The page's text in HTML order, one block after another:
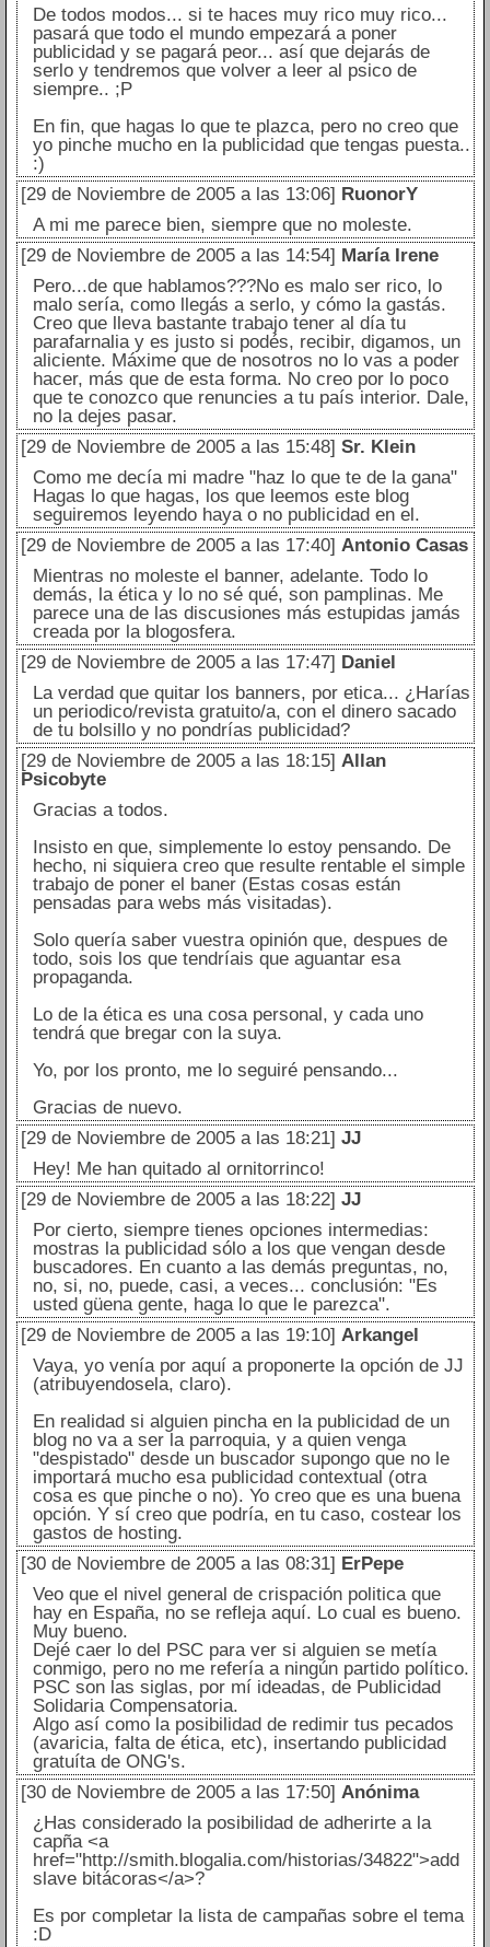
De todos modos... si te haces muy rico muy rico...
pasará que todo el mundo empezará a poner
publicidad y se pagará peor... así que dejarás de
serlo y tendremos que volver a leer al psico de
siempre.. ;P
En fin, que hagas lo que te plazca, pero no creo que
yo pinche mucho en la publicidad que tengas puesta..
:)
[29 de Noviembre de 2005 a las 13:06] RuonorY
A mi me parece bien, siempre que no moleste.
[29 de Noviembre de 2005 a las 14:54] María Irene
Pero...de que hablamos???No es malo ser rico, lo
malo sería, como llegás a serlo, y cómo la gastás.
Creo que lleva bastante trabajo tener al día tu
parafarnalia y es justo si podés, recibir, digamos, un
aliciente. Máxime que de nosotros no lo vas a poder
hacer, más que de esta forma. No creo por lo poco
que te conozco que renuncies a tu país interior. Dale,
no la dejes pasar.
[29 de Noviembre de 2005 a las 15:48] Sr. Klein
Como me decía mi madre "haz lo que te de la gana"
Hagas lo que hagas, los que leemos este blog
seguiremos leyendo haya o no publicidad en el.
[29 de Noviembre de 2005 a las 17:40] Antonio Casas
Mientras no moleste el banner, adelante. Todo lo
demás, la ética y lo no sé qué, son pamplinas. Me
parece una de las discusiones más estupidas jamás
creada por la blogosfera.
[29 de Noviembre de 2005 a las 17:47] Daniel
La verdad que quitar los banners, por etica... ¿Harías
un periodico/revista gratuito/a, con el dinero sacado
de tu bolsillo y no pondrías publicidad?
[29 de Noviembre de 2005 a las 18:15] Allan
Psicobyte
Gracias a todos.
Insisto en que, simplemente lo estoy pensando. De
hecho, ni siquiera creo que resulte rentable el simple
trabajo de poner el baner (Estas cosas están
pensadas para webs más visitadas).
Solo quería saber vuestra opinión que, despues de
todo, sois los que tendríais que aguantar esa
propaganda.
Lo de la ética es una cosa personal, y cada uno
tendrá que bregar con la suya.
Yo, por los pronto, me lo seguiré pensando...
Gracias de nuevo.
[29 de Noviembre de 2005 a las 18:21] JJ
Hey! Me han quitado al ornitorrinco!
[29 de Noviembre de 2005 a las 18:22] JJ
Por cierto, siempre tienes opciones intermedias:
mostras la publicidad sólo a los que vengan desde
buscadores. En cuanto a las demás preguntas, no,
no, si, no, puede, casi, a veces... conclusión: "Es
usted güena gente, haga lo que le parezca".
[29 de Noviembre de 2005 a las 19:10] Arkangel
Vaya, yo venía por aquí a proponerte la opción de JJ
(atribuyendosela, claro).
En realidad si alguien pincha en la publicidad de un
blog no va a ser la parroquia, y a quien venga
"despistado" desde un buscador supongo que no le
importará mucho esa publicidad contextual (otra
cosa es que pinche o no). Yo creo que es una buena
opción. Y sí creo que podría, en tu caso, costear los
gastos de hosting.
[30 de Noviembre de 2005 a las 08:31] ErPepe
Veo que el nivel general de crispación politica que
hay en España, no se refleja aquí. Lo cual es bueno.
Muy bueno.
Dejé caer lo del PSC para ver si alguien se metía
conmigo, pero no me refería a ningún partido político.
PSC son las siglas, por mí ideadas, de Publicidad
Solidaria Compensatoria.
Algo así como la posibilidad de redimir tus pecados
(avaricia, falta de ética, etc), insertando publicidad
gratuíta de ONG's.
[30 de Noviembre de 2005 a las 17:50] Anónima
¿Has considerado la posibilidad de adherirte a la
capña <a
href="http://smith.blogalia.com/historias/34822">add
slave bitácoras</a>?
Es por completar la lista de campañas sobre el tema
:D